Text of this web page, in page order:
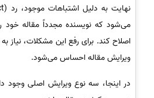
می‌شود که نویسنده مجدداً مقاله خود را
اصلاح کند. برای رفع این مشکلات،
ویرایش مقاله احساس می‌شود.
در اینجا، سه نوع ویرایش اصلی وجود